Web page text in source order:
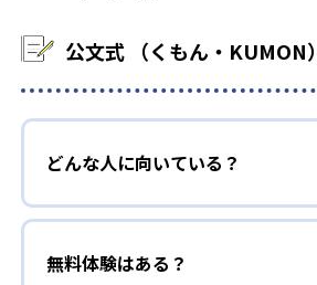
公文式 （くもん・KUMON
どんな人に向いている？
無料体験はある？